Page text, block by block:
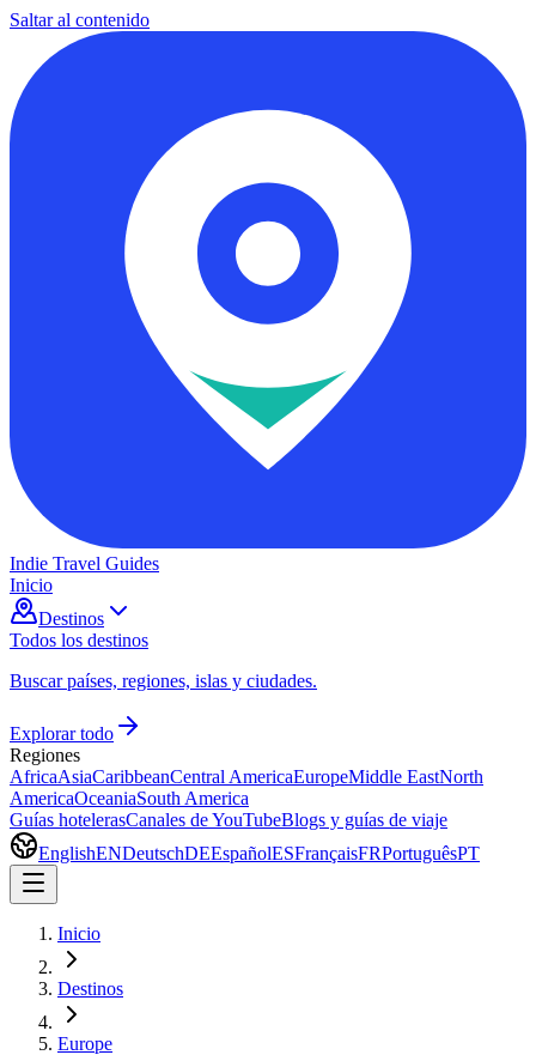
Saltar al contenido
Indie Travel Guides
Inicio
Destinos
Todos los destinos
Buscar países, regiones, islas y ciudades.
Explorar todo
Regiones
AfricaAsiaCaribbeanCentral AmericaEuropeMiddle EastNorth
AmericaOceaniaSouth America
Guías hotelerasCanales de YouTubeBlogs y guías de viaje
EnglishENDeutschDEEspañolESFrançaisFRPortuguêsPT
Inicio
Destinos
Europe